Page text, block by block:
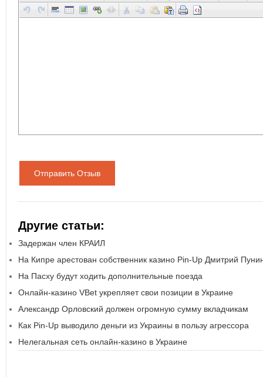
Отправить Отзыв
Другие статьи:
Задержан член КРАИЛ
На Кипре арестован собственник казино Pin-Up Дмитрий
На Пасху будут ходить дополнительные поезда
Онлайн-казино VBet укрепляет свои позиции в Украине
Александр Орловский должен огромную сумму вкладчикам
Как Pin-Up выводило деньги из Украины в пользу агрессора
Нелегальная сеть онлайн-казино в Украине